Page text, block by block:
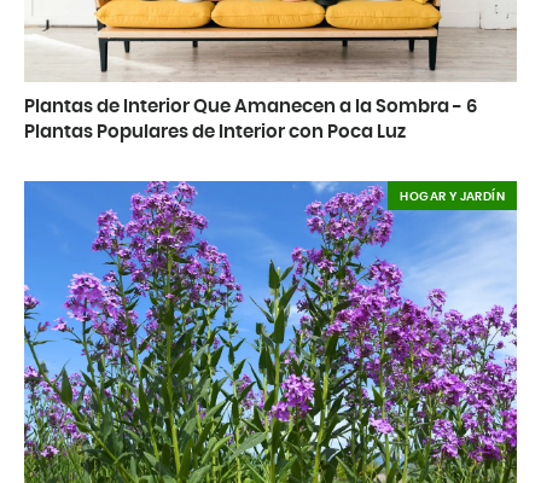
Plantas de Interior Que Amanecen a la Sombra - 6
Plantas Populares de Interior con Poca Luz
HOGAR Y JARDÍN